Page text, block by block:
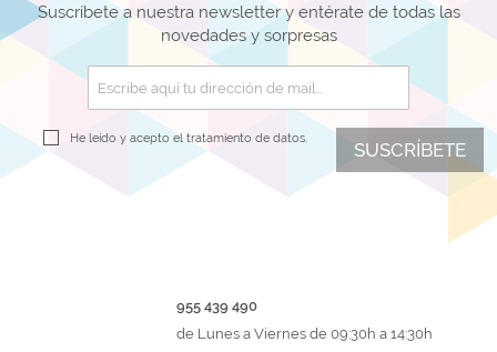
Suscríbete a nuestra newsletter y entérate de todas las
novedades y sorpresas
SUSCRÍBETE
He leído y acepto el tratamiento de datos.
955 439 490
de Lunes a Viernes de 09:30h a 14:30h